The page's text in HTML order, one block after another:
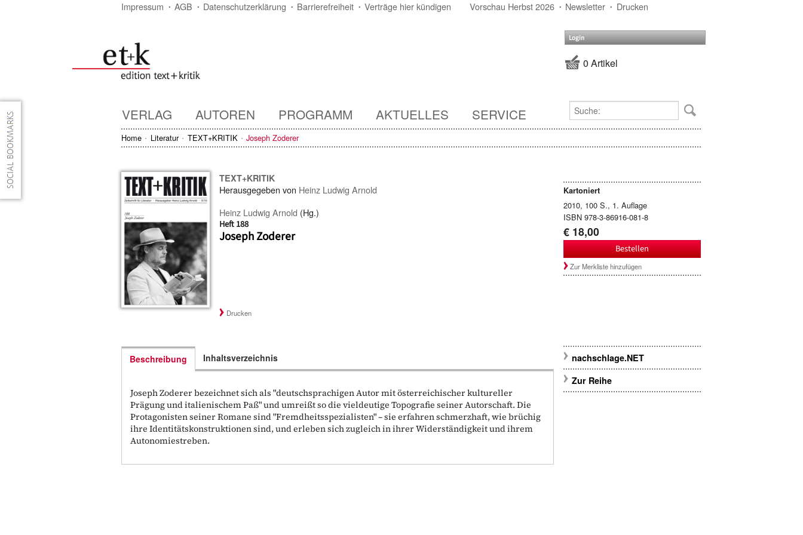
Impressum AGB Datenschutzerklärung Barrierefreiheit Verträge hier kündigen Vorschau Herbst 2026 Newsletter Drucken
Login
0 Artikel
VERLAG AUTOREN PROGRAMM AKTUELLES SERVICE
Home Literatur TEXT+KRITIK Joseph Zoderer
TEXT+KRITIK
Herausgegeben von Heinz Ludwig Arnold
Heinz Ludwig Arnold (Hg.)
Heft 188
Joseph Zoderer
Kartoniert
2010, 100 S., 1. Auflage
ISBN 978-3-86916-081-8
€ 18,00
Bestellen
Zur Merkliste hinzufügen
Drucken
Beschreibung
Joseph Zoderer bezeichnet sich als "deutschsprachigen Autor mit österreichischer kultureller
Prägung und italienischem Paß" und umreißt so die vieldeutige Topografie seiner Autorschaft. Die
Protagonisten seiner Romane sind "Fremdheitsspezialisten" – sie erfahren schmerzhaft, wie brüchig
ihre Identitätskonstruktionen sind, und erleben sich zugleich in ihrer Widerständigkeit und ihrem
Autonomiestreben.
Inhaltsverzeichnis
nachschlage.NET
Zur Reihe